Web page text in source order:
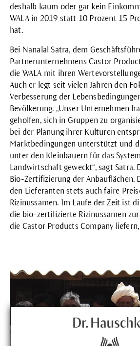
deshalb kaum oder gar kein
WALA in 2019 statt 10 Prozent 15
hat.
Bei Nanalal Satra, dem
Partnerunternehmens Castor
die WALA mit ihren
Auch er legt seit vielen Jahren den
Verbesserung der
Bevölkerung. „Unser Unternehmen
geholfen, sich in Gruppen zu
bei der Planung ihrer Kulturen
Marktbedingungen unterstützt und
unter den Kleinbauern für das
Landwirtschaft geweckt“, sagt Satra.
Bio-Zertifizierung der Anbauflächen.
den Lieferanten stets auch faire
Rizinussamen. Im Laufe der Zeit ist
die bio-zertifizierte Rizinussamen
die Castor Products Company